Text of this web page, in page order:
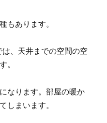
もあります。
、天井までの空間の空
。
なります。部屋の暖か
しまいます。